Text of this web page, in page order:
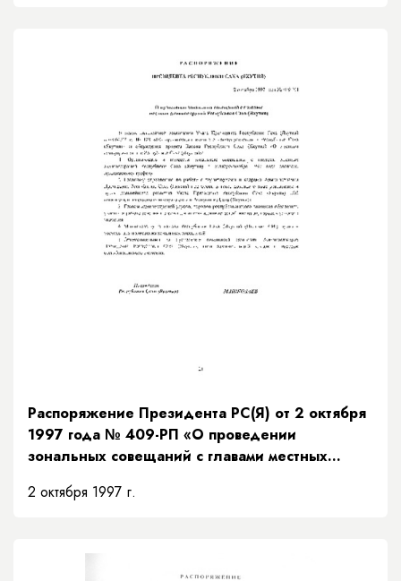
Распоряжение Президента РС(Я) от 2 октября
1997 года № 409-РП «О проведении
зональных совещаний с главами местных
2 октября 1997 г.